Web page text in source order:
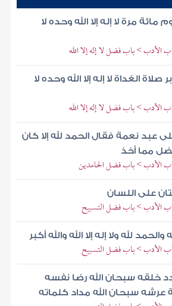
مرة لا إله إلا الله وحده لا
الأدب > باب فضل لا إله إلا الله
الغداة لا إله إلا الله وحده لا
الأدب > باب فضل لا إله إلا الله
عبد نعمة فقال الحمد لله إلا كان
مما أخذ
الأدب > باب فضل الحامدين
على اللسان
الأدب > باب فضل التسبيح
لله ولا إله إلا الله والله أكبر
الأدب > باب فضل التسبيح
خلقه سبحان الله رضا نفسه
عرشه سبحان الله مداد كلماته